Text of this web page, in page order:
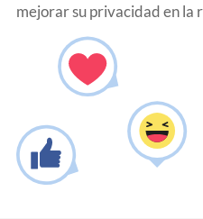
mejorar su privacidad en la